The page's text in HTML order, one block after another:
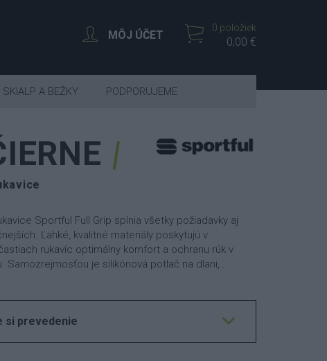
Sportful Full Grip splnia všetky požiadavky aj
Ľahké, kvalitné materiály poskytujú v
rukavíc optimálny komfort a ochranu rúk v
Samozrejmosťou je silikónová potlač na dlani,...
si prevedenie
0 položiek
0,00 €
MÔJ ÚČET
SKIALP A BEŽKY PODPORUJEME